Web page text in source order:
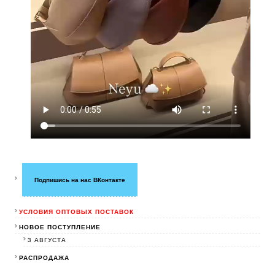
Подпишись на нас ВКонтакте
УСЛОВИЯ ОПТОВЫХ ПОСТАВОК
НОВОЕ ПОСТУПЛЕНИЕ
3 АВГУСТА
РАСПРОДАЖА